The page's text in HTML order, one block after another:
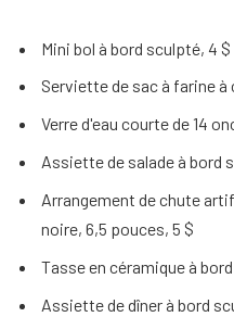
Mini bol à bord sculpté, 4 $
Serviette de sac à farine à
Verre d'eau courte de 14
Assiette de salade à bord
Arrangement de chute
noire, 6,5 pouces, 5 $
Tasse en céramique à
Assiette de dîner à bord